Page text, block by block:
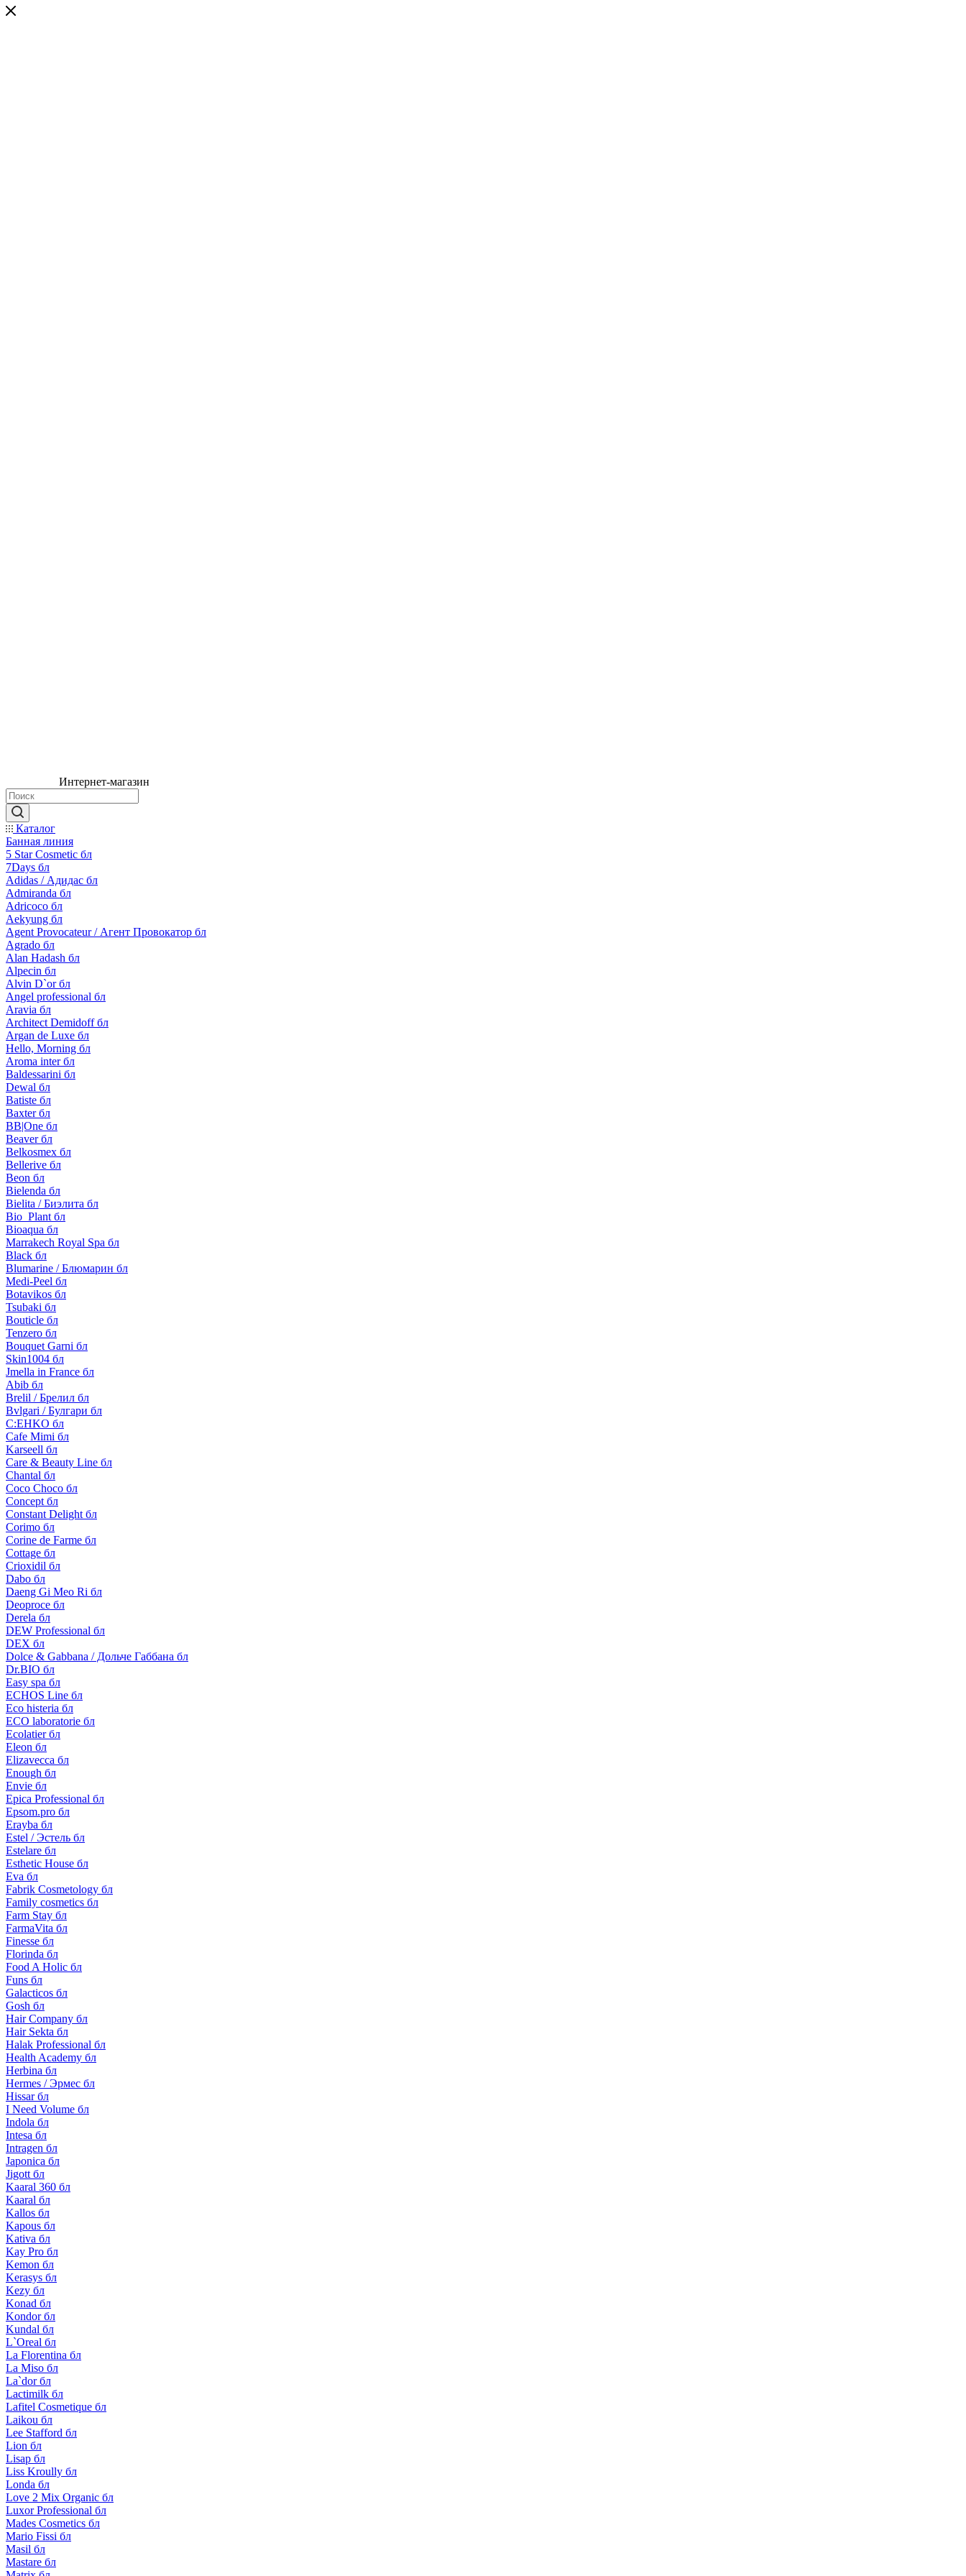
Интернет-магазин
Каталог
Банная линия
5 Star Cosmetic бл
7Days бл
Adidas / Адидас бл
Admiranda бл
Adricoco бл
Aekyung бл
Agent Provocateur / Агент Провокатор бл
Agrado бл
Alan Hadash бл
Alpecin бл
Alvin D`or бл
Angel professional бл
Aravia бл
Architect Demidoff бл
Argan de Luxe бл
Hello, Morning бл
Aroma inter бл
Baldessarini бл
Dewal бл
Batiste бл
Baxter бл
BB|One бл
Beaver бл
Belkosmex бл
Bellerive бл
Beon бл
Bielenda бл
Bielita / Биэлита бл
Bio_Plant бл
Bioaqua бл
Marrakech Royal Spa бл
Black бл
Blumarine / Блюмарин бл
Medi-Peel бл
Botavikos бл
Tsubaki бл
Bouticle бл
Tenzero бл
Bouquet Garni бл
Skin1004 бл
Jmella in France бл
Abib бл
Brelil / Брелил бл
Bvlgari / Булгари бл
C:EHKO бл
Cafe Mimi бл
Karseell бл
Care & Beauty Line бл
Chantal бл
Coco Choco бл
Concept бл
Constant Delight бл
Corimo бл
Corine de Farme бл
Cottage бл
Crioxidil бл
Dabo бл
Daeng Gi Meo Ri бл
Deoproce бл
Derela бл
DEW Professional бл
DEX бл
Dolce & Gabbana / Дольче Габбана бл
Dr.BIO бл
Easy spa бл
ECHOS Line бл
Eco histeria бл
ECO laboratorie бл
Ecolatier бл
Eleon бл
Elizavecca бл
Enough бл
Envie бл
Epica Professional бл
Epsom.pro бл
Erayba бл
Estel / Эстель бл
Estelare бл
Esthetic House бл
Eva бл
Fabrik Cosmetology бл
Family cosmetics бл
Farm Stay бл
FarmaVita бл
Finesse бл
Florinda бл
Food A Holic бл
Funs бл
Galacticos бл
Gosh бл
Hair Company бл
Hair Sekta бл
Halak Professional бл
Health Academy бл
Herbina бл
Hermes / Эрмес бл
Hissar бл
I Need Volume бл
Indola бл
Intesa бл
Intragen бл
Japonica бл
Jigott бл
Kaaral 360 бл
Kaaral бл
Kallos бл
Kapous бл
Kativa бл
Kay Pro бл
Kemon бл
Kerasys бл
Kezy бл
Konad бл
Kondor бл
Kundal бл
L`Oreal бл
La Florentina бл
La Miso бл
La`dor бл
Lactimilk бл
Lafitel Cosmetique бл
Laikou бл
Lee Stafford бл
Lion бл
Lisap бл
Liss Kroully бл
Londa бл
Love 2 Mix Organic бл
Luxor Professional бл
Mades Cosmetics бл
Mario Fissi бл
Masil бл
Mastare бл